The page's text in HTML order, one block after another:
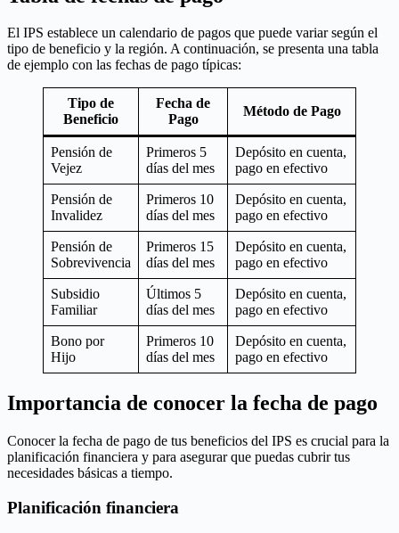
El IPS establece un calendario de pagos que puede variar según el
tipo de beneficio y la región. A continuación, se presenta una tabla
de ejemplo con las fechas de pago típicas:
Tipo de
Beneficio
Fecha de
Pago
Método de Pago
Pensión de
Vejez
Primeros 5
días del mes
Depósito en cuenta,
pago en efectivo
Pensión de
Invalidez
Primeros 10
días del mes
Depósito en cuenta,
pago en efectivo
Pensión de
Sobrevivencia
Primeros 15
días del mes
Depósito en cuenta,
pago en efectivo
Subsidio
Familiar
Últimos 5
días del mes
Depósito en cuenta,
pago en efectivo
Bono por
Hijo
Primeros 10
días del mes
Depósito en cuenta,
pago en efectivo
Importancia de conocer la fecha de pago
Conocer la fecha de pago de tus beneficios del IPS es crucial para la
planificación financiera y para asegurar que puedas cubrir tus
necesidades básicas a tiempo.
Planificación financiera